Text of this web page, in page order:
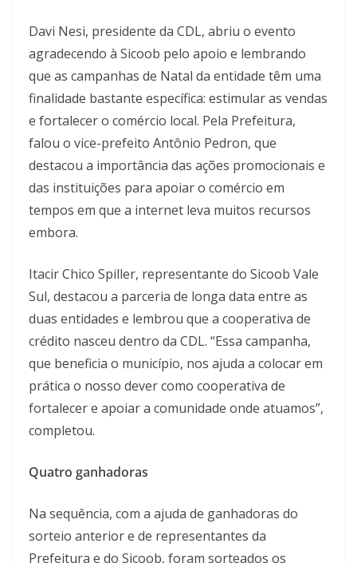
Davi Nesi, presidente da CDL, abriu o evento
agradecendo à Sicoob pelo apoio e lembrando
que as campanhas de Natal da entidade têm uma
finalidade bastante específica: estimular as vendas
e fortalecer o comércio local. Pela Prefeitura,
falou o vice-prefeito Antônio Pedron, que
destacou a importância das ações promocionais e
das instituições para apoiar o comércio em
tempos em que a internet leva muitos recursos
embora.
Itacir Chico Spiller, representante do Sicoob Vale
Sul, destacou a parceria de longa data entre as
duas entidades e lembrou que a cooperativa de
crédito nasceu dentro da CDL. “Essa campanha,
que beneficia o município, nos ajuda a colocar em
prática o nosso dever como cooperativa de
fortalecer e apoiar a comunidade onde atuamos”,
completou.
Quatro ganhadoras
Na sequência, com a ajuda de ganhadoras do
sorteio anterior e de representantes da
Prefeitura e do Sicoob, foram sorteados os